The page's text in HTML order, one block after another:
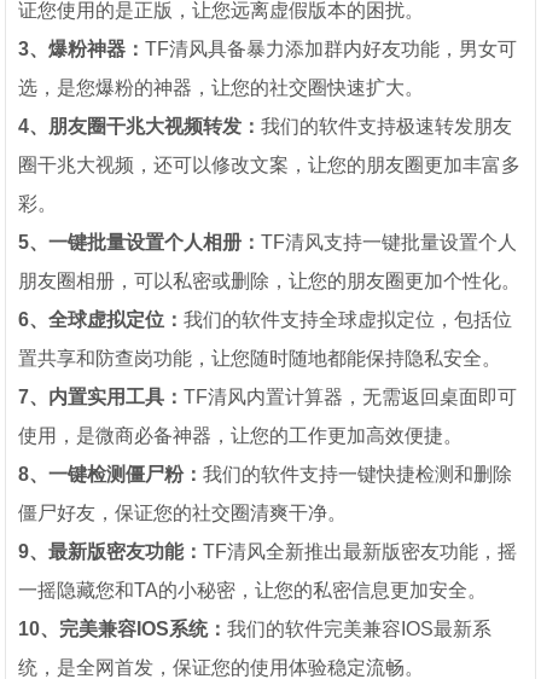
证您使用的是正版，让您远离虚假版本的困扰。
3、爆粉神器：TF清风具备暴力添加群内好友功能，男女可
选，是您爆粉的神器，让您的社交圈快速扩大。
4、朋友圈干兆大视频转发：我们的软件支持极速转发朋友
圈干兆大视频，还可以修改文案，让您的朋友圈更加丰富多
彩。
5、一键批量设置个人相册：TF清风支持一键批量设置个人
朋友圈相册，可以私密或删除，让您的朋友圈更加个性化。
6、全球虚拟定位：我们的软件支持全球虚拟定位，包括位
置共享和防查岗功能，让您随时随地都能保持隐私安全。
7、内置实用工具：TF清风内置计算器，无需返回桌面即可
使用，是微商必备神器，让您的工作更加高效便捷。
8、一键检测僵尸粉：我们的软件支持一键快捷检测和删除
僵尸好友，保证您的社交圈清爽干净。
9、最新版密友功能：TF清风全新推出最新版密友功能，摇
一摇隐藏您和TA的小秘密，让您的私密信息更加安全。
10、完美兼容IOS系统：我们的软件完美兼容IOS最新系
统，是全网首发，保证您的使用体验稳定流畅。